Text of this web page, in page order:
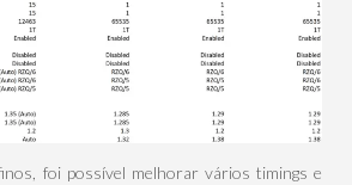
foi possível melhorar vários timings e